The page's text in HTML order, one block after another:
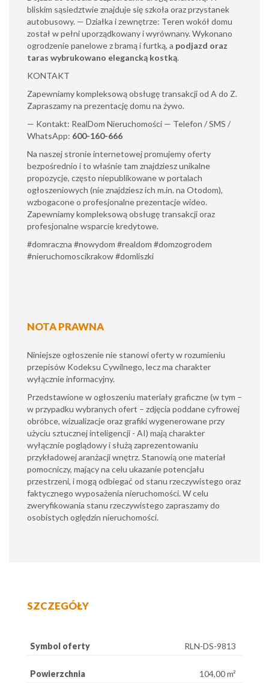
bliskim sąsiedztwie znajduje się szkoła oraz przystanek
autobusowy. — Działka i zewnętrze: Teren wokół domu
został w pełni uporządkowany i wyrównany. Wykonano
ogrodzenie panelowe z bramą i furtką, a podjazd oraz
taras wybrukowano elegancką kostką.
KONTAKT
Zapewniamy kompleksową obsługę transakcji od A do Z.
Zapraszamy na prezentację domu na żywo.
— Kontakt: RealDom Nieruchomości — Telefon / SMS /
WhatsApp: 600-160-666
Na naszej stronie internetowej promujemy oferty
bezpośrednio i to właśnie tam znajdziesz unikalne
propozycje, często niepublikowane w portalach
ogłoszeniowych (nie znajdziesz ich m.in. na Otodom),
wzbogacone o profesjonalne prezentacje wideo.
Zapewniamy kompleksową obsługę transakcji oraz
profesjonalne wsparcie kredytowe.
#domraczna #nowydom #realdom #domzogrodem
#nieruchomoscikrakow #domliszki
NOTA PRAWNA
Niniejsze ogłoszenie nie stanowi oferty w rozumieniu
przepisów Kodeksu Cywilnego, lecz ma charakter
wyłącznie informacyjny.
​Przedstawione w ogłoszeniu materiały graficzne (w tym –
w przypadku wybranych ofert – zdjęcia poddane cyfrowej
obróbce, wizualizacje oraz grafiki wygenerowane przy
użyciu sztucznej inteligencji - AI) mają charakter
wyłącznie poglądowy i służą zaprezentowaniu
przykładowej aranżacji wnętrz. Stanowią one materiał
pomocniczy, mający na celu ukazanie potencjału
przestrzeni, i mogą odbiegać od stanu rzeczywistego oraz
faktycznego wyposażenia nieruchomości. W celu
zweryfikowania stanu rzeczywistego zapraszamy do
osobistych oględzin nieruchomości.
SZCZEGÓŁY
Symbol oferty RLN-DS-9813
Powierzchnia 104,00 m²